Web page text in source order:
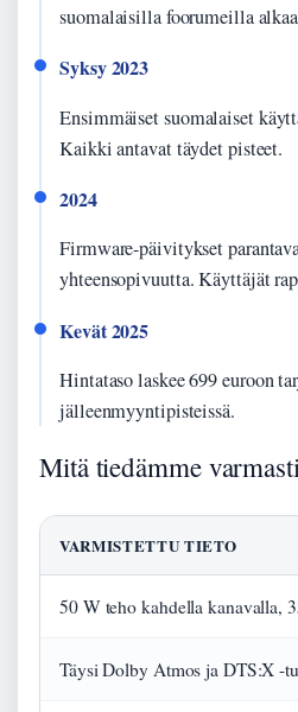
suomalaisilla foorumeilla
Syksy 2023
Ensimmäiset suomalaiset
Kaikki antavat täydet pisteet.
2024
Firmware-päivitykset
yhteensopivuutta. Käyttäjät
Kevät 2025
Hintataso laskee 699 euroon
jälleenmyyntipisteissä.
Mitä tiedämme
VARMISTETTU TIETO
50 W teho kahdella kanavalla,
Täysi Dolby Atmos ja DTS:X -